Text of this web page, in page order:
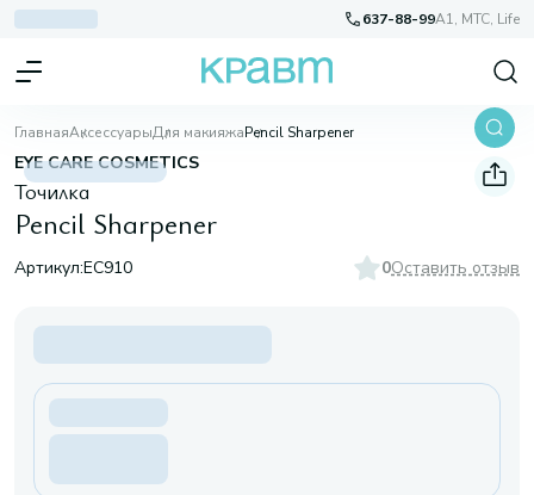
637-88-99A1, МТС, Life
ГлавнаяАксессуарыДля макияжаPencil Sharpener
EYE CARE COSMETICS
Точилка
Pencil Sharpener
Артикул:EC910 0Оставить отзыв